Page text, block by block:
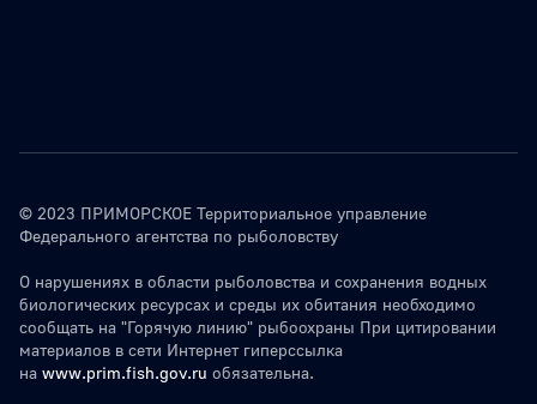
© 2023 ПРИМОРСКОЕ Территориальное управление
Федерального агентства по рыболовству
О нарушениях в области рыболовства и сохранения водных
биологических ресурсах и среды их обитания необходимо
сообщать на "Горячую линию" рыбоохраны При цитировании
материалов в сети Интернет гиперссылка
на www.prim.fish.gov.ru обязательна.